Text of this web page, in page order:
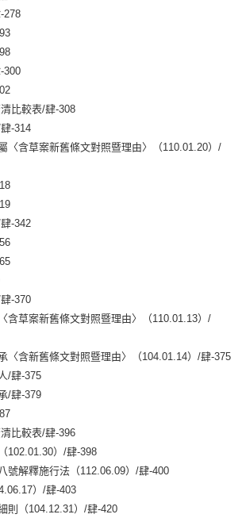
比較表/肆-308
-314
草案新舊條文對照暨理由〉（110.01.20）/
-342
-370
草案新舊條文對照暨理由〉（110.01.13）/
新舊條文對照暨理由〉（104.01.14）/肆-375
肆-375
肆-379
比較表/肆-396
）/肆-398
解釋施行法（112.06.09）/肆-400
）/肆-403
（104.12.31）/肆-420